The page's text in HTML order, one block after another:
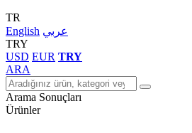
TR
English عربي
TRY
USD EUR TRY
ARA
Arama Sonuçları
Ürünler